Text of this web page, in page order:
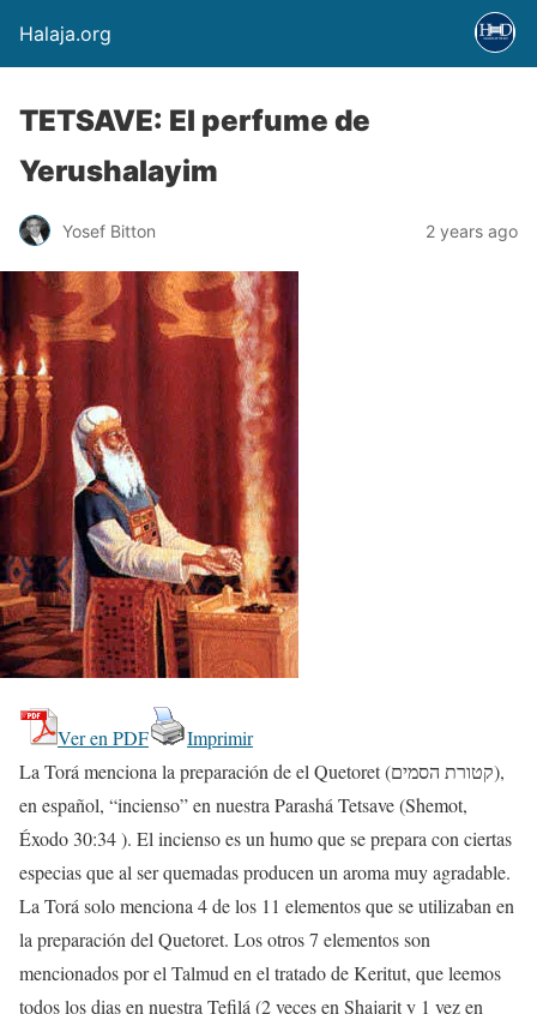
Halaja.org
TETSAVE: El perfume de
Yerushalayim
Yosef Bitton 2 years ago
Ver en PDF
Imprimir
La Torá menciona la preparación de el Quetoret (קטורת הסמים),
en español, “incienso” en nuestra Parashá Tetsave (Shemot,
Éxodo 30:34 ). El incienso es un humo que se prepara con ciertas
especias que al ser quemadas producen un aroma muy agradable.
La Torá solo menciona 4 de los 11 elementos que se utilizaban en
la preparación del Quetoret. Los otros 7 elementos son
mencionados por el Talmud en el tratado de Keritut, que leemos
todos los dias en nuestra Tefilá (2 veces en Shajarit y 1 vez en